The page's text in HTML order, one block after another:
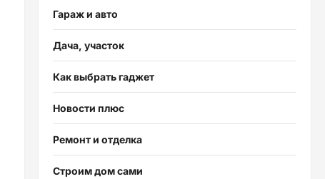
Гараж и авто
Дача, участок
Как выбрать гаджет
Новости плюс
Ремонт и отделка
Строим дом сами